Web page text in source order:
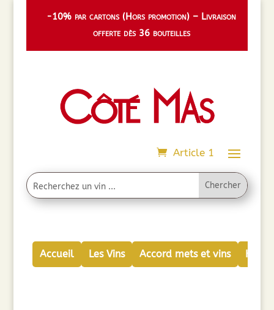
-10% par cartons (Hors promotion) – Livraison
offerte dès 36 bouteilles
Article 1
Accueil Les Vins Accord mets et vins